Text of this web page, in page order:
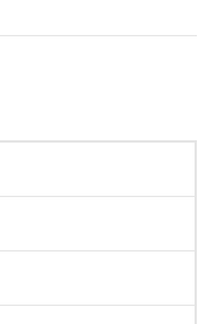
ン
止装置